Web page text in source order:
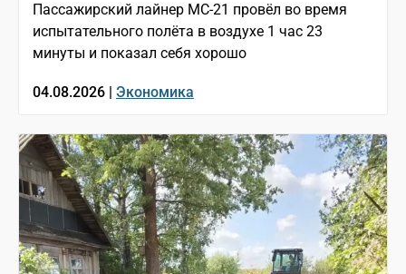
Пассажирский лайнер МС-21 провёл во время
испытательного полёта в воздухе 1 час 23
минуты и показал себя хорошо
04.08.2026 | Экономика